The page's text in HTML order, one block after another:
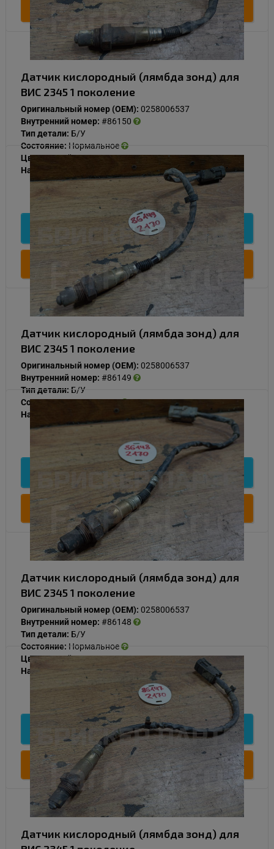
Купить
Датчик кислородный (лямбда зонд) для
ВИС 2345 1 поколение
Оригинальный номер (OEM): 0258006537
Внутренний номер: #86150
Тип детали: Б/У
Состояние: Нормальное
Цвет:Серый
Наличие:
1 000
Подробнее
Купить
Датчик кислородный (лямбда зонд) для
ВИС 2345 1 поколение
Оригинальный номер (OEM): 0258006537
Внутренний номер: #86149
Тип детали: Б/У
Состояние:Нормальное
Наличие:
1 000
Подробнее
Купить
Датчик кислородный (лямбда зонд) для
ВИС 2345 1 поколение
Оригинальный номер (OEM): 0258006537
Внутренний номер: #86148
Тип детали: Б/У
Состояние: Нормальное
Цвет:Серый
Наличие:
В наличии
1 000
Подробнее
Купить
Датчик кислородный (лямбда зонд) для